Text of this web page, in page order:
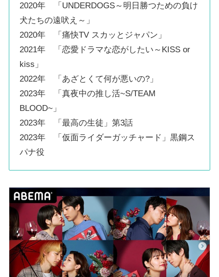
2020年 「UNDERDOGS～明日勝つための負け
犬たちの遠吠え～」
2020年 「痛快TV スカッとジャパン」
2021年 「恋愛ドラマな恋がしたい～KISS or
kiss」
2022年 「あざとくて何が悪いの?」
2023年 「真夜中の推し活~S/TEAM
BLOOD~」
2023年 「最高の生徒」第3話
2023年 「仮面ライダーガッチャード」黒鋼ス
パナ役